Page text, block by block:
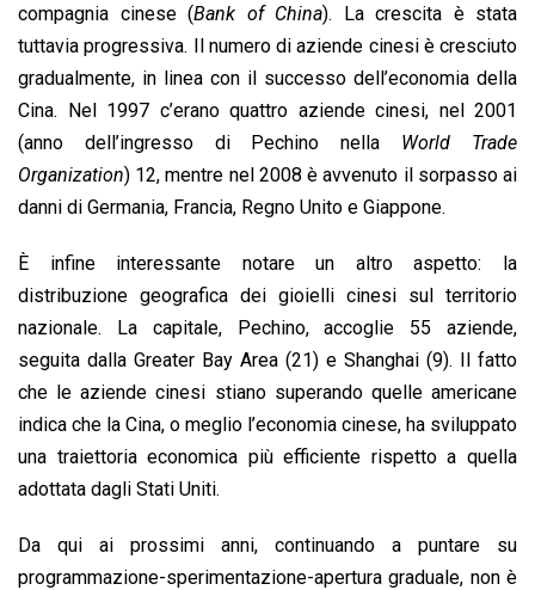
compagnia cinese (Bank of China). La crescita è stata
tuttavia progressiva. Il numero di aziende cinesi è cresciuto
gradualmente, in linea con il successo dell’economia della
Cina. Nel 1997 c’erano quattro aziende cinesi, nel 2001
(anno dell’ingresso di Pechino nella World Trade
Organization) 12, mentre nel 2008 è avvenuto il sorpasso ai
danni di Germania, Francia, Regno Unito e Giappone.
È infine interessante notare un altro aspetto: la
distribuzione geografica dei gioielli cinesi sul territorio
nazionale. La capitale, Pechino, accoglie 55 aziende,
seguita dalla Greater Bay Area (21) e Shanghai (9). Il fatto
che le aziende cinesi stiano superando quelle americane
indica che la Cina, o meglio l’economia cinese, ha sviluppato
una traiettoria economica più efficiente rispetto a quella
adottata dagli Stati Uniti.
Da qui ai prossimi anni, continuando a puntare su
programmazione-sperimentazione-apertura graduale, non è